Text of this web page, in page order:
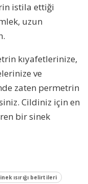
istila ettiği
uzun
kıyafetlerinize,
ve
zaten permetrin
Cildiniz için en
bir sinek
ısırığı belirtileri